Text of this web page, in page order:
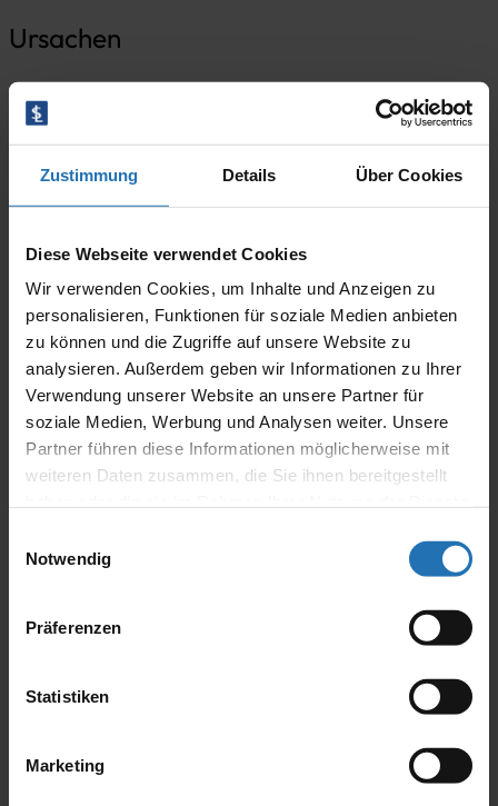
Zustimmung Details Über Cookies
Diese Webseite verwendet Cookies
Wir verwenden Cookies, um Inhalte und Anzeigen zu
personalisieren, Funktionen für soziale Medien anbieten
zu können und die Zugriffe auf unsere Website zu
analysieren. Außerdem geben wir Informationen zu Ihrer
Verwendung unserer Website an unsere Partner für
soziale Medien, Werbung und Analysen weiter. Unsere
Partner führen diese Informationen möglicherweise mit
weiteren Daten zusammen, die Sie ihnen bereitgestellt
Notwendig
Präferenzen
Statistiken
Marketing
Ursachen
Borreliose (Übertragung durch Zecken)
Verletzungen der Nerven durch Unfälle,
Operationen, Schnittverletzungen
Herpes-Viren
Symptome
Bei einer peripheren Lähmung kommt es zum
kompletten Ausfall der mimischen Muskulatur der
rechten oder der linken Gesichtshälfte:
Augenbraue hochziehen/zusammenziehen und
Stirnrunzeln nicht möglich
teilweise kann das Auge nicht mehr vollständig
geschlossen werden
Mundwinkel hochziehen nicht möglich (kein
Bei einer zentralen Lähmung sind die Stirnäste nicht
betroffen, d.h. die Stirn kann weiterhin bewegt
Symptome wie bei der peripheren Parese.
Therapieverfahren